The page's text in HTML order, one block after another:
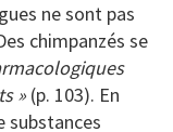
ne sont pas
chimpanzés se
» (p. 103). En
substances